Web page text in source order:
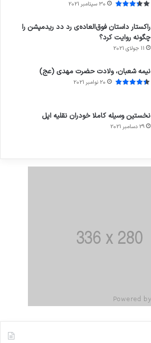
30 سپتامبر 2021
راکستار داستان فوق‌العاده‌ی رد دد ریدمپشن را
چگونه روایت کرد؟
11 جولای 2021
نیمه شعبان، ولادت حضرت مهدی (عج)
20 نوامبر 2021
نخستین وسیله کاملا خودران نقلیه اپل
29 دسامبر 2021